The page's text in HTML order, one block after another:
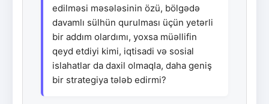
edilməsi məsələsinin özü, bölgədə
davamlı sülhün qurulması üçün yetərli
bir addım olardımı, yoxsa müəllifin
qeyd etdiyi kimi, iqtisadi və sosial
islahatlar da daxil olmaqla, daha geniş
bir strategiya tələb edirmi?